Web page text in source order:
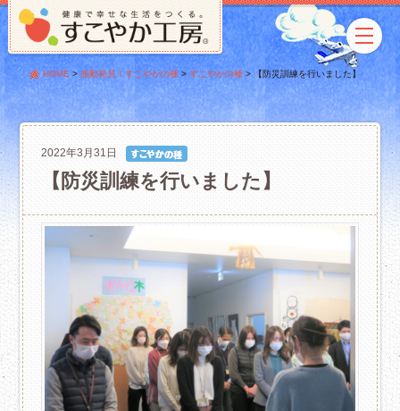
HOME> 感動発見！すこやかの種 > すこやかの種 > 【防災訓練を行いました】
2022年3月31日
【防災訓練を行いました】